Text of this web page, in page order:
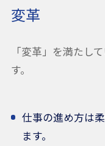
変革
「変革」を満たし
す。
仕事の進め方は
ます。